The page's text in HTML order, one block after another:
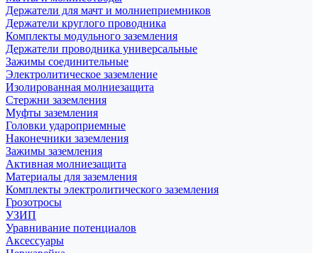
Держатели для мачт и молниеприемников
Держатели круглого проводника
Комплекты модульного заземления
Держатели проводника универсальные
Зажимы соединительные
Электролитическое заземление
Изолированная молниезащита
Стержни заземления
Муфты заземления
Головки удароприемные
Наконечники заземления
Зажимы заземления
Активная молниезащита
Материалы для заземления
Комплекты электролитического заземления
Грозотросы
УЗИП
Уравнивание потенциалов
Аксессуары